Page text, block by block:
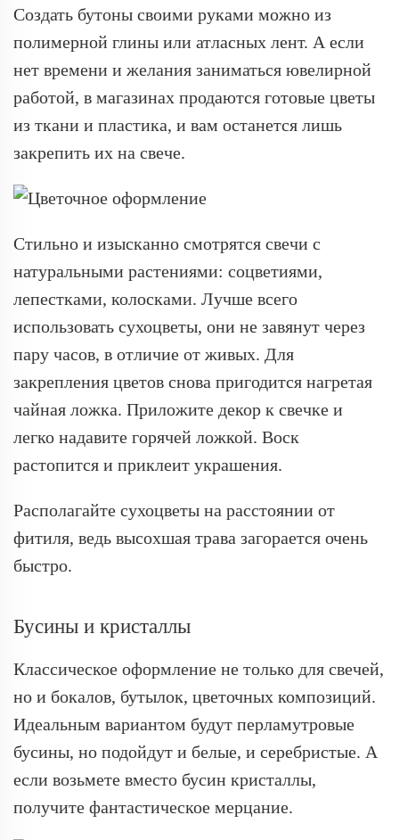
Создать бутоны своими руками можно из
полимерной глины или атласных лент. А если
нет времени и желания заниматься ювелирной
работой, в магазинах продаются готовые цветы
из ткани и пластика, и вам останется лишь
закрепить их на свече.
Стильно и изысканно смотрятся свечи с
натуральными растениями: соцветиями,
лепестками, колосками. Лучше всего
использовать сухоцветы, они не завянут через
пару часов, в отличие от живых. Для
закрепления цветов снова пригодится нагретая
чайная ложка. Приложите декор к свечке и
легко надавите горячей ложкой. Воск
растопится и приклеит украшения.
Располагайте сухоцветы на расстоянии от
фитиля, ведь высохшая трава загорается очень
быстро.
Бусины и кристаллы
Классическое оформление не только для свечей,
но и бокалов, бутылок, цветочных композиций.
Идеальным вариантом будут перламутровые
бусины, но подойдут и белые, и серебристые. А
если возьмете вместо бусин кристаллы,
получите фантастическое мерцание.